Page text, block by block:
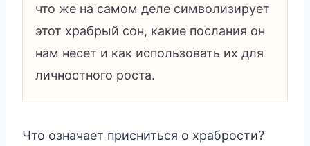
что же на самом деле символизирует
этот храбрый сон, какие послания он
нам несет и как использовать их для
личностного роста.
Что означает присниться о храбрости?